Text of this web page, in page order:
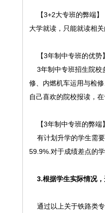
【3+2大专班的弊端】
大学就读，只能就读相
【3年制中专班的优势
3年制中专班招生院校
修、内燃机车运用与检
自己喜欢的院校报读，
【3年制中专班的弊端
有计划升学的学生需要
59.9%.对于成绩差点的
3.根据学生实际情况，
通过以上关于铁路类专